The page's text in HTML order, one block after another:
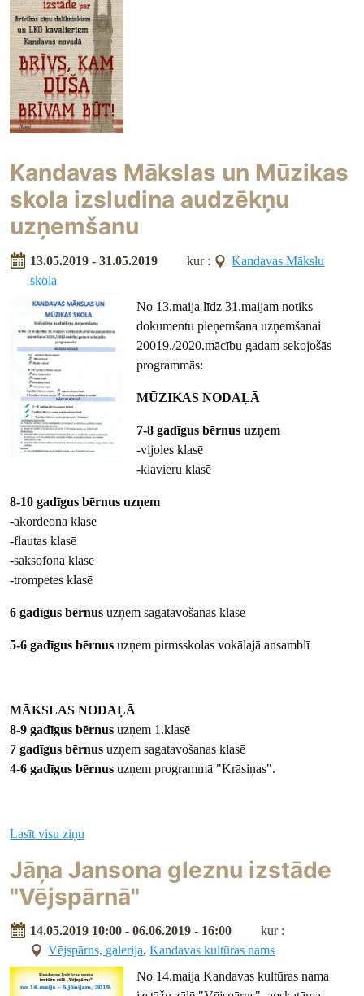
Kandavas Mākslas un Mūzikas
skola izsludina audzēkņu
uzņemšanu
13.05.2019 - 31.05.2019 kur :
Kandavas Mākslu
skola
No 13.maija līdz 31.maijam notiks
dokumentu pieņemšana uzņemšanai
20019./2020.mācību gadam sekojošās
programmās:
MŪZIKAS NODAĻĀ
7-8 gadīgus bērnus uzņem
-vijoles klasē
-klavieru klasē
8-10 gadīgus bērnus uzņem
-akordeona klasē
-flautas klasē
-saksofona klasē
-trompetes klasē
6 gadīgus bērnusuzņem sagatavošanas klasē
5-6 gadīgus bērnus uzņem pirmsskolas vokālajā ansamblī
MĀKSLAS NODAĻĀ
8-9 gadīgus bērnus uzņem 1.klasē
7 gadīgus bērnus uzņem sagatavošanas klasē
4-6 gadīgus bērnus uzņem programmā "Krāsiņas".
Lasīt visu ziņu
Jāņa Jansona gleznu izstāde
"Vējspārnā"
14.05.2019 10:00 - 06.06.2019 - 16:00
kur :
Vējspārns, galerija,Kandavas kultūras nams
No 14.maija Kandavas kultūras nama